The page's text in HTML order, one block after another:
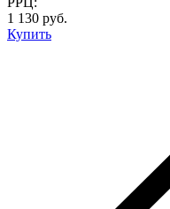
1 130 руб.
Купить